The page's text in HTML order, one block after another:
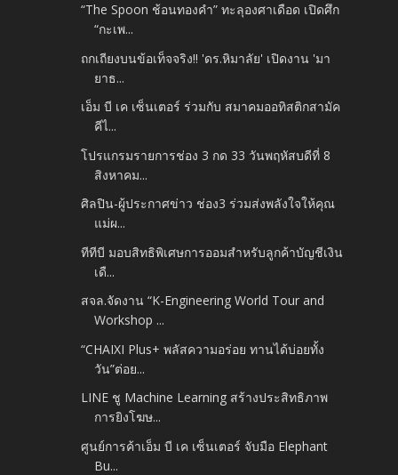
“The Spoon ช้อนทองคำ” ทะลุองศาเดือด เปิดศึก
“กะเพ...
ถกเถียงบนข้อเท็จจริง!! 'ดร.หิมาลัย' เปิดงาน 'มา
ยาธ...
เอ็ม บี เค เซ็นเตอร์ ร่วมกับ สมาคมออทิสติกสามัค
คีไ...
โปรแกรมรายการช่อง 3 กด 33 วันพฤหัสบดีที่ 8
สิงหาคม...
ศิลปิน-ผู้ประกาศข่าว ช่อง3 ร่วมส่งพลังใจให้คุณ
แม่ผ...
ทีทีบี มอบสิทธิพิเศษการออมสำหรับลูกค้าบัญชีเงิน
เดื...
สจล.จัดงาน “K-Engineering World Tour and
Workshop ...
“CHAIXI Plus+ พลัสความอร่อย ทานได้บ่อยทั้ง
วัน”ต่อย...
LINE ชู Machine Learning สร้างประสิทธิภาพ
การยิงโฆษ...
ศูนย์การค้าเอ็ม บี เค เซ็นเตอร์ จับมือ Elephant
Bu...